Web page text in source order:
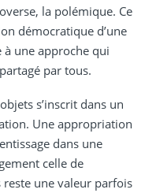
la polémique. Ce
démocratique d’une
à une approche qui
par tous.
s’inscrit dans un
Une appropriation
dans une
celle de
reste une valeur parfois